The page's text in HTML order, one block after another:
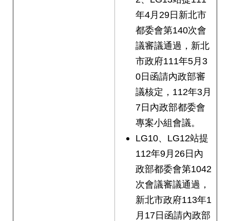
年4月29日新北市
都委會第140次會
議審議通過，新北
市政府111年5月3
0日函請內政部審
議核定，112年3月
7日內政部都委會
專案小組會議。
LG10、LG12站提
112年9月26日內
政部都委會第1042
次會議審議通過，
新北市政府113年1
月17日函請內政部